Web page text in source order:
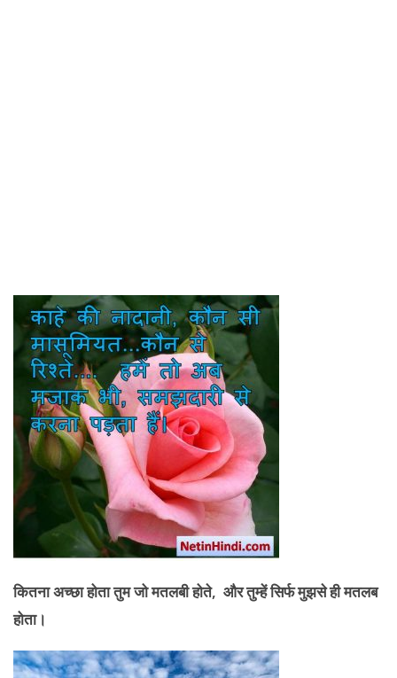
कितना अच्छा होता तुम जो मतलबी होते, और तुम्हें सिर्फ मुझसे ही मतलब
होता।